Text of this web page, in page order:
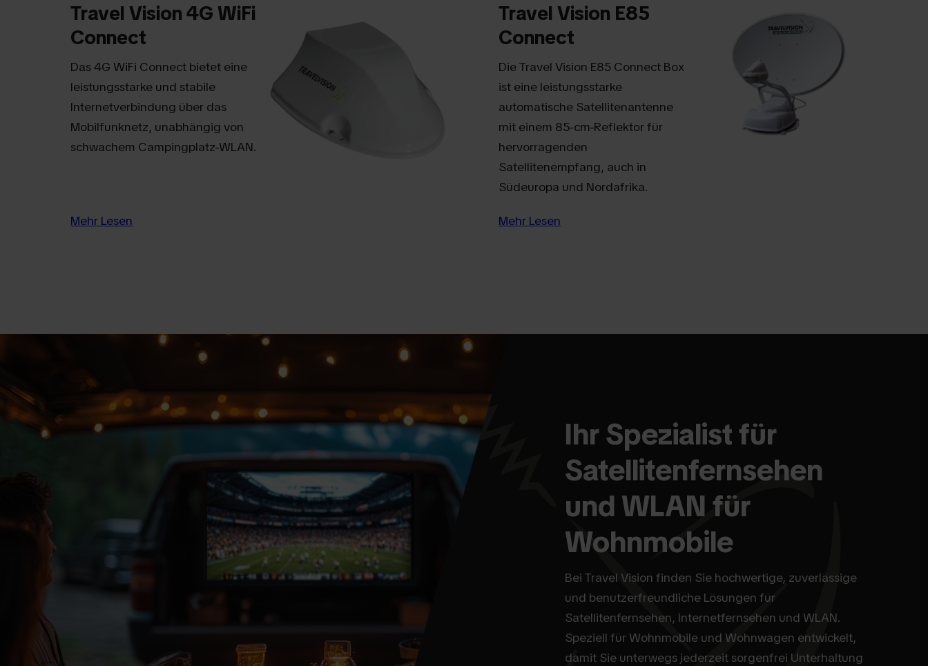
Travel Vision 4G WiFi
Connect
Das 4G WiFi Connect bietet eine
leistungsstarke und stabile
Internetverbindung über das
Mobilfunknetz, unabhängig von
schwachem Campingplatz-WLAN.
Mehr Lesen
Travel Vision E85
Connect
Die Travel Vision E85 Connect Box
ist eine leistungsstarke
automatische Satellitenantenne
mit einem 85-cm-Reflektor für
hervorragenden
Satellitenempfang, auch in
Südeuropa und Nordafrika.
Mehr Lesen
Ihr Spezialist für
Satellitenfernsehen
und WLAN für
Wohnmobile
Bei Travel Vision finden Sie hochwertige, zuverlässige
und benutzerfreundliche Lösungen für
Satellitenfernsehen, Internetfernsehen und WLAN.
Speziell für Wohnmobile und Wohnwagen entwickelt,
damit Sie unterwegs jederzeit sorgenfrei Unterhaltung